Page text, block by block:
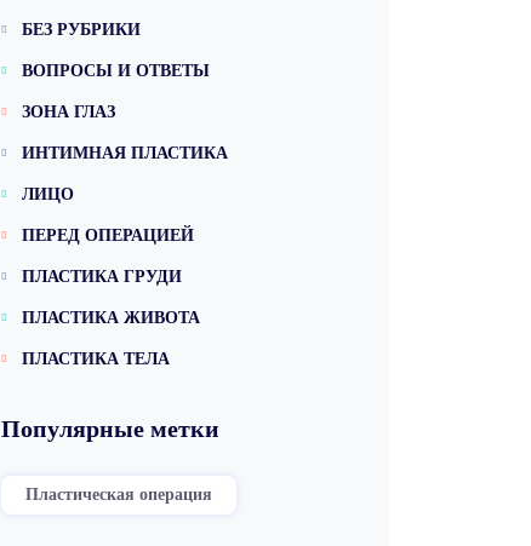
БЕЗ РУБРИКИ
ВОПРОСЫ И ОТВЕТЫ
ЗОНА ГЛАЗ
ИНТИМНАЯ ПЛАСТИКА
ЛИЦО
ПЕРЕД ОПЕРАЦИЕЙ
ПЛАСТИКА ГРУДИ
ПЛАСТИКА ЖИВОТА
ПЛАСТИКА ТЕЛА
Популярные метки
Пластическая операция